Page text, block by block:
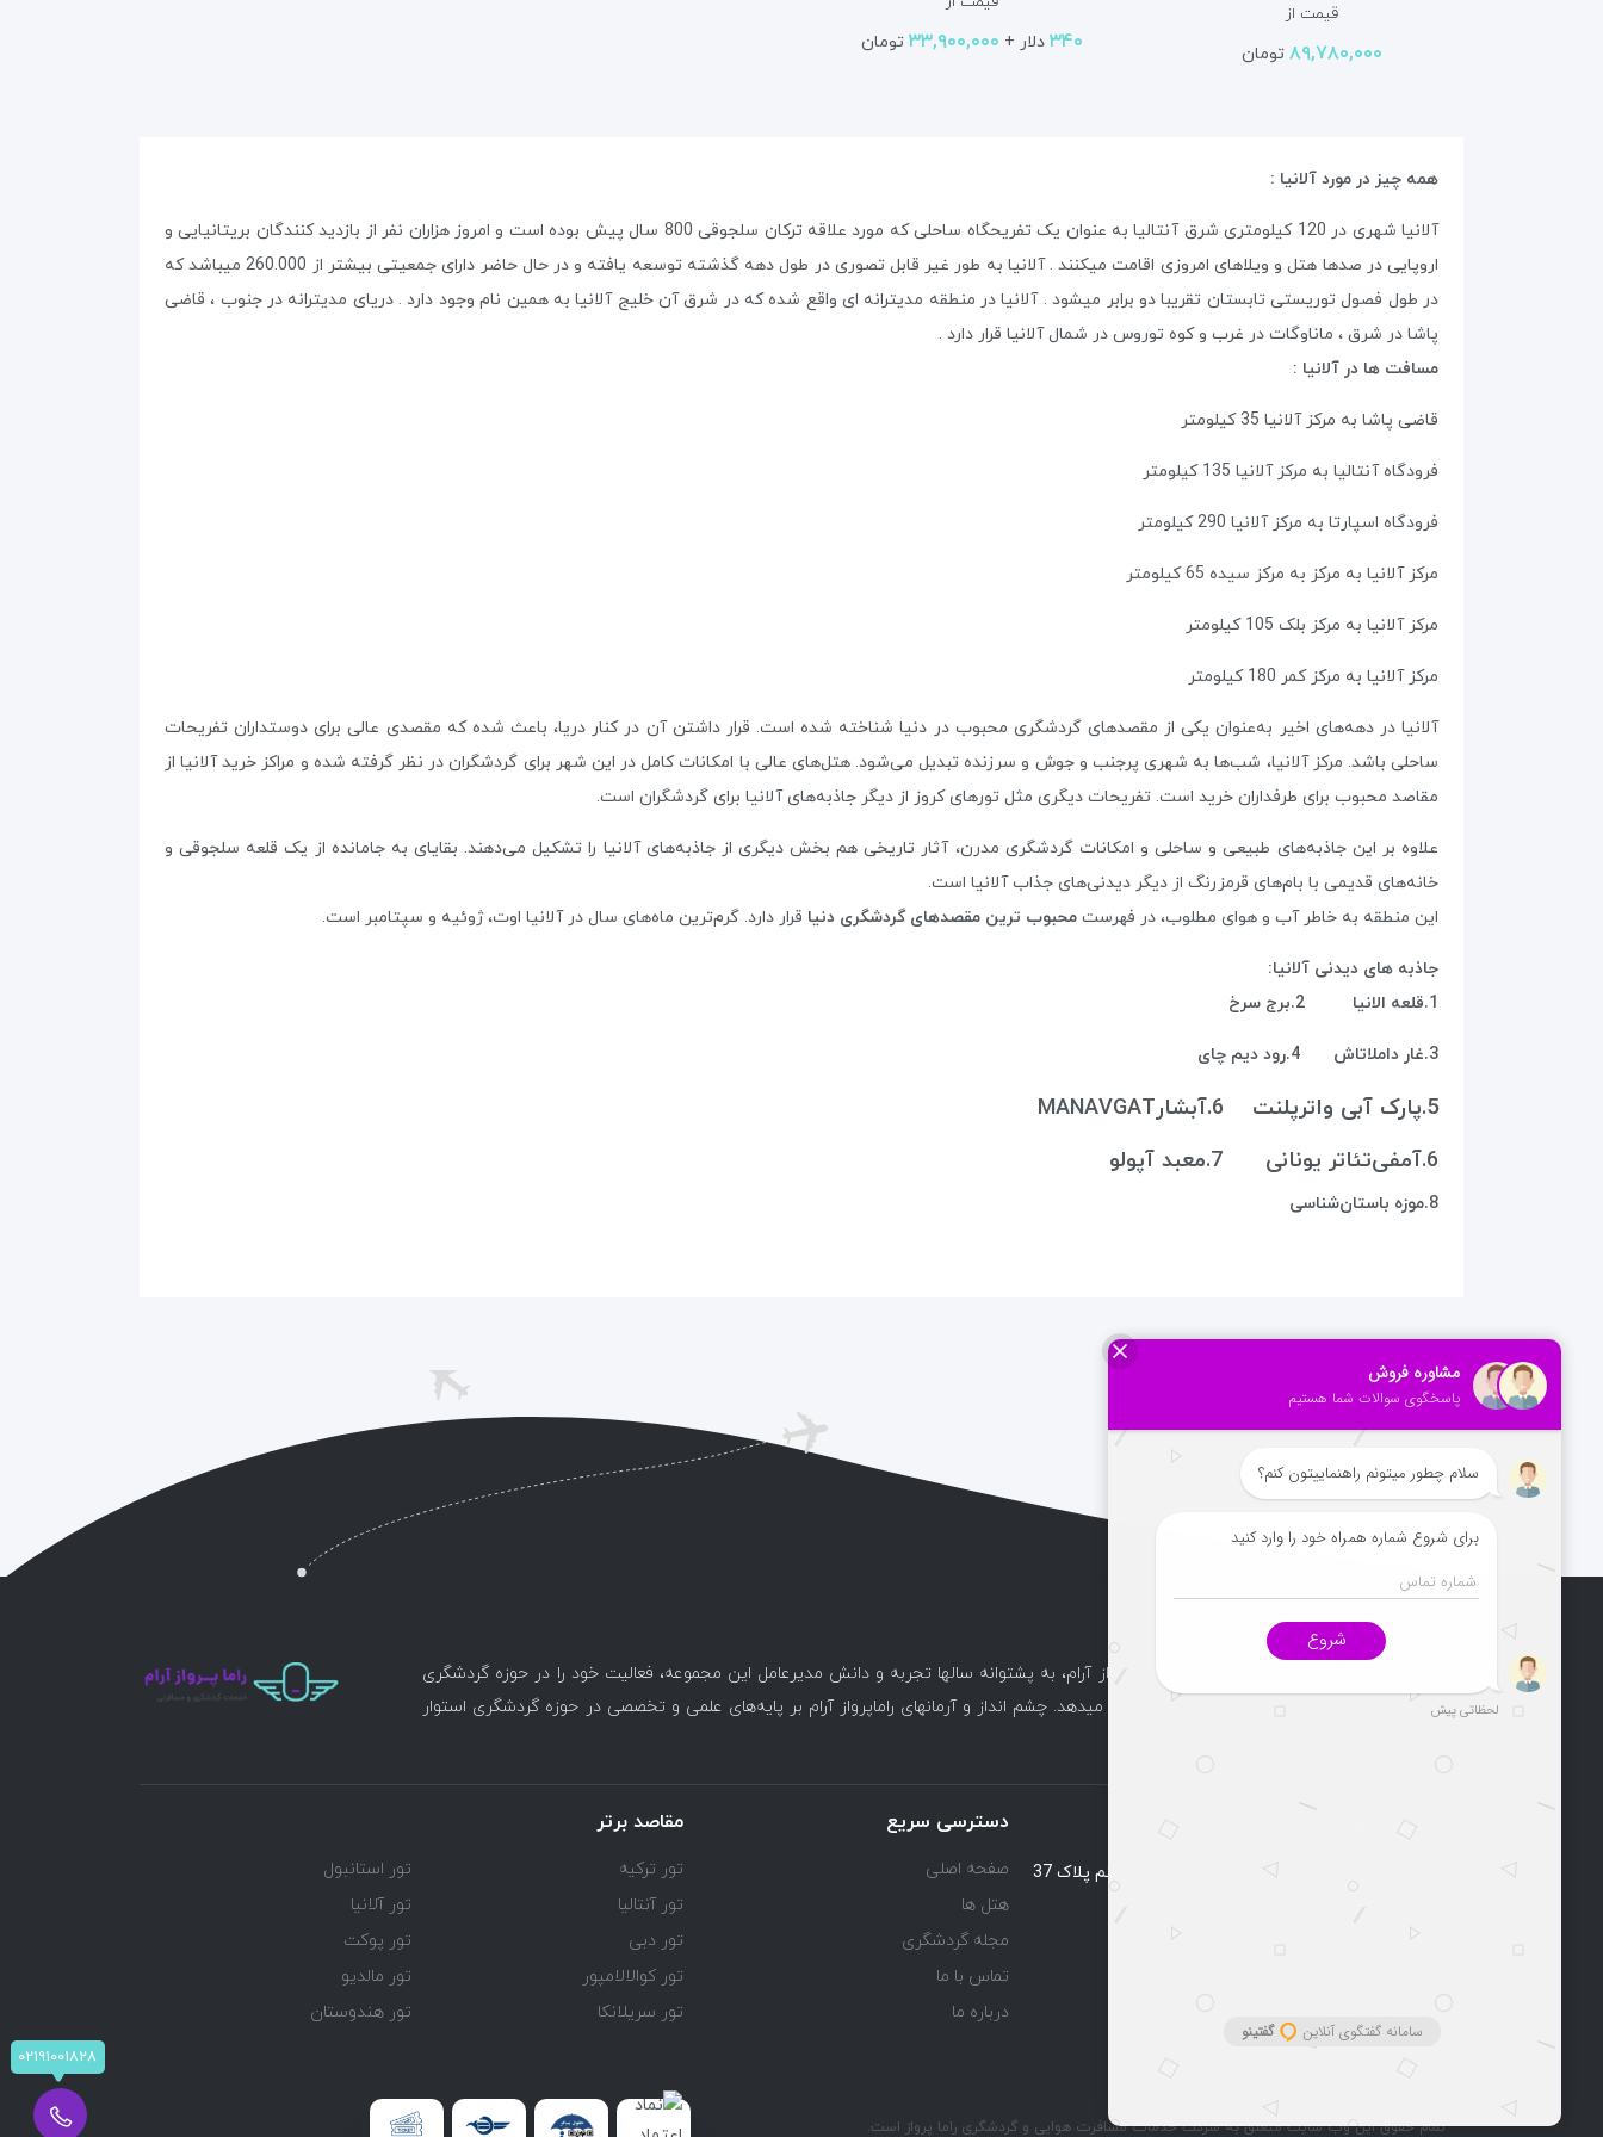
قیمت از
۸۹,۷۸۰,۰۰۰ تومان ۳۴۰ دلار + ۳۳,۹۰۰,۰۰۰ تومان
همه چیز در مورد آلانیا :
آلانیا شهری در 120 کیلومتری شرق آنتالیا به عنوان یک تفریحگاه ساحلی که مورد علاقه ترکان سلجوقی 800 سال پیش بوده است و امروز هزاران نفر از بازدید کنندگان بریتانیایی و
اروپایی در صدها هتل و ویلاهای امروزی اقامت میکنند . آلانیا به طور غیر قابل تصوری در طول دهه گذشته توسعه یافته و در حال حاضر دارای جمعیتی بیشتر از 260.000 میباشد که
در طول فصول توریستی تابستان تقریبا دو برابر میشود . آلانیا در منطقه مدیترانه ای واقع شده که در شرق آن خلیج آلانیا به همین نام وجود دارد . دریای مدیترانه در جنوب ، قاضی
پاشا در شرق ، ماناوگات در غرب و کوه توروس در شمال آلانیا قرار دارد .
مسافت ها در آلانیا :
قاضی پاشا به مرکز آلانیا 35 کیلومتر
فرودگاه آنتالیا به مرکز آلانیا 135 کیلومتر
فرودگاه اسپارتا به مرکز آلانیا 290 کیلومتر
مرکز آلانیا به مرکز به مرکز سیده 65 کیلومتر
مرکز آلانیا به مرکز بلک 105 کیلومتر
مرکز آلانیا به مرکز کمر 180 کیلومتر
آلانیا در دهه‌های اخیر به‌عنوان یکی از مقصدهای گردشگری محبوب در دنیا شناخته شده است. قرار داشتن آن در کنار دریا، باعث شده که مقصدی عالی برای دوستداران تفریحات
ساحلی باشد. مرکز آلانیا، شب‌ها به شهری پرجنب و جوش و سرزنده تبدیل می‌شود. هتل‌های عالی با امکانات کامل در این شهر برای گردشگران در نظر گرفته شده و مراکز خرید آلانیا از
مقاصد محبوب برای طرفداران خرید است. تفریحات دیگری مثل تورهای کروز از دیگر جاذبه‌های آلانیا برای گردشگران است.
علاوه بر این جاذبه‌های طبیعی و ساحلی و امکانات گردشگری مدرن، آثار تاریخی هم بخش دیگری از جاذبه‌های آلانیا را تشکیل می‌دهند. بقایای به جامانده از یک قلعه‌ سلجوقی و
خانه‌های قدیمی با بام‌های قرمزرنگ از دیگر دیدنی‌های جذاب آلانیا است.
این منطقه به خاطر آب و هوای مطلوب، در فهرست محبوب ترین مقصدهای گردشگری دنیا قرار دارد. گرم‌ترین ماه‌های سال در آلانیا اوت، ژوئیه و سپتامبر است.
جاذبه های دیدنی آلانیا:
1.قلعه الانیا 2.برج سرخ
3.غار داملاتاش 4.رود دیم چای
5.پارک آبی واترپلنت 6.آبشارMANAVGAT
6.آمفی‌تئاتر یونانی 7.معبد آپولو
8.موزه‌ باستان‌شناسی
۰۲۱۹۱۰۰۱۸۲۸
دفتر خدمات مسافرت هوایی و گردشگری راماپرواز آرام، به پشتوانه سالها تجربه و دانش مدیرعامل این مجموعه، فعالیت خود را در حوزه گردشگری
آغاز و مسیر کاری خود را پرقدرت و به روز ادامه میدهد. چشم انداز و آرمانهای راماپرواز آرام بر پایه‌های علمی و تخصصی در حوزه گردشگری استوار
ارتباط با ما
یوسف آباد خیابان اسد آبادی جنب کوچه هفتم پلاک 37
طبقه اول واحد 4 (پشتیبانی 24 ساعته)
۰۲۱۹۱۰۰۱۸۲۸
info@ramaparvaz.com
دسترسی سریع
صفحه اصلی
هتل ها
مجله گردشگری
تماس با ما
درباره ما
مقاصد برتر
تور ترکیه
تور استانبول
تور آنتالیا
تور آلانیا
تور دبی
تور پوکت
تور کوالالامپور
تور مالدیو
تور سریلانکا
تور هندوستان
تمام حقوق این وب سایت متعلق به شرکت خدمات مسافرت هوایی و گردشگری راما پرواز است.